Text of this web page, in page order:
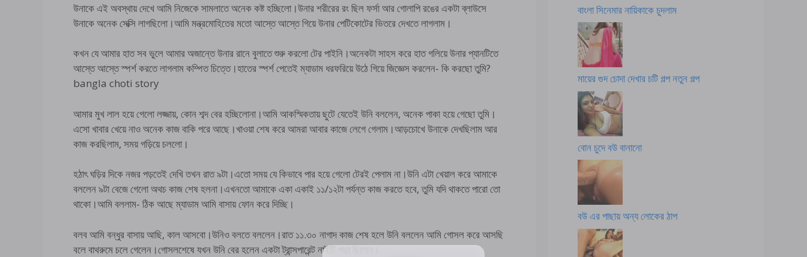
উনাকে এই অবস্থায় দেখে আমি নিজেকে সামলাতে অনেক কষ্ট হচ্ছিলো।উনার শরীরের রং ছিল ফর্সা আর গোলাপি রঙের একটা ব্লাউসে
উনাকে অনেক সেক্সি লাগছিলো।আমি মন্ত্রমোহিতের মতো আস্তে আস্তে গিয়ে উনার পেটিকোটের ভিতরে দেখতে লাগলাম।
কখন যে আমার হাত সব ভুলে আমার অজান্তে উনার রানে বুলাতে শুরু করলো টের পাইনি।অনেকটা সাহস করে হাত গলিয়ে উনার প্যানটিতে
আস্তে আস্তে স্পর্শ করতে লাগলাম কম্পিত চিত্তে।হাতের স্পর্শ পেতেই ম্যাডাম ধরফরিয়ে উঠে গিয়ে জিজ্ঞেস করলেন- কি করছো তুমি?
bangla choti story
আমার মুখ লাল হয়ে গেলো লজ্জায়, কোন শব্দ বের হচ্ছিলোনা।আমি আকস্মিকতায় ছুটে যেতেই উনি বললেন, অনেক পাকা হয়ে গেছো তুমি।
এসো খাবার খেয়ে নাও অনেক কাজ বাকি পরে আছে।খাওয়া শেষ করে আমরা আবার কাজে লেগে গেলাম।আড়চোখে উনাকে দেখছিলাম আর
কাজ করছিলাম, সময় গড়িয়ে চললো।
হঠাৎ ঘড়ির দিকে নজর পড়তেই দেখি তখন রাত ৯টা।এতো সময় যে কিভাবে পার হয়ে গেলো টেরই পেলাম না।উনি এটা খেয়াল করে আমাকে
বললেন ৯টা বেজে গেলো অথচ কাজ শেষ হলনা।এখনতো আমাকে একা একাই ১১/১২টা পর্যন্ত কাজ করতে হবে, তুমি যদি থাকতে পারো তো
থাকো।আমি বললাম- ঠিক আছে ম্যাডাম আমি বাসায় ফোন করে দিচ্ছি।
বলব আমি বন্ধুর বাসায় আছি, কাল আসবো।উনিও বলতে বললেন।রাত ১১.৩০ নাগাদ কাজ শেষ হলে উনি বললেন আমি গোসল করে আসছি
বলে বাথরুমে চলে গেলেন।গোসলশেষে যখন উনি বের হলেন একটা ট্রান্সপারেন্ট নাইটি পড়া ছিলেন।
বাংলা সিনেমার নায়িকাকে চুদলাম
মায়ের গুদ চোদা দেখার চটি গল্প নতুন গল্প
বোন চুদে বউ বানানো
বউ এর পাছায় অন্য লোকের ঠাপ